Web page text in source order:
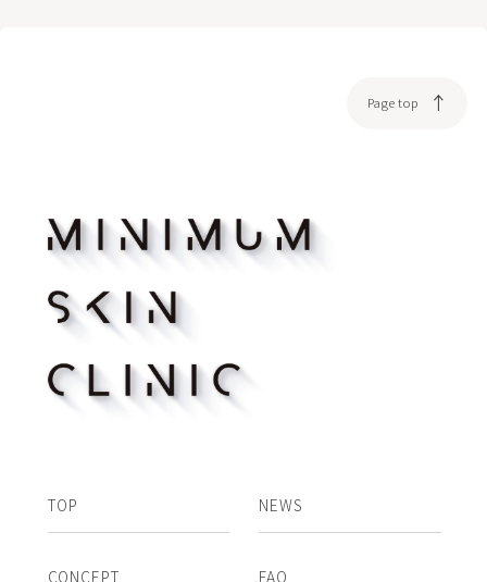
Page top
TOP
CONCEPT
NEWS
FAQ